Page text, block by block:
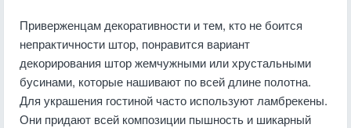
Приверженцам декоративности и тем, кто не боится
непрактичности штор, понравится вариант
декорирования штор жемчужными или хрустальными
бусинами, которые нашивают по всей длине полотна.
Для украшения гостиной часто используют ламбрекены.
Они придают всей композиции пышность и шикарный